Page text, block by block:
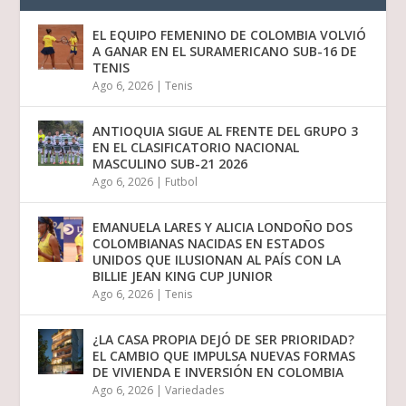
EL EQUIPO FEMENINO DE COLOMBIA VOLVIÓ
A GANAR EN EL SURAMERICANO SUB-16 DE
TENIS
Ago 6, 2026 |Tenis
ANTIOQUIA SIGUE AL FRENTE DEL GRUPO 3
EN EL CLASIFICATORIO NACIONAL
MASCULINO SUB-21 2026
Ago 6, 2026 | Futbol
EMANUELA LARES Y ALICIA LONDOÑO DOS
COLOMBIANAS NACIDAS EN ESTADOS
UNIDOS QUE ILUSIONAN AL PAÍS CON LA
BILLIE JEAN KING CUP JUNIOR
Ago 6, 2026 |Tenis
¿LA CASA PROPIA DEJÓ DE SER PRIORIDAD?
EL CAMBIO QUE IMPULSA NUEVAS FORMAS
DE VIVIENDA E INVERSIÓN EN COLOMBIA
Ago 6, 2026 |Variedades